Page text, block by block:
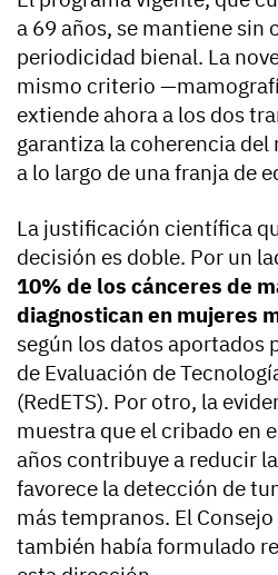
a 69 años, se mantiene sin
periodicidad bienal. La
mismo criterio
extiende ahora a los dos
garantiza la coherencia
a lo largo de una franja de
La justificación científica
decisión es doble. Por un
10% de los cánceres de
diagnostican en mujeres
según los datos aportados
de Evaluación de
(RedETS). Por otro, la
muestra que el cribado en
años contribuye a reducir
favorece la detección de
más tempranos. El
también había formulado